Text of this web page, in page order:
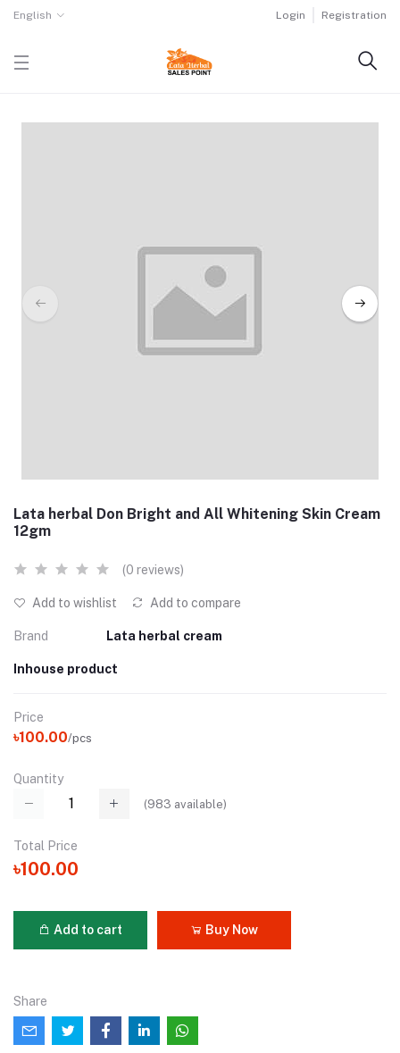
English Login Registration
Lata herbal Don Bright and All Whitening Skin Cream
12gm
(0 reviews)
Add to wishlist Add to compare
Brand Lata herbal cream
Inhouse product
Price
৳100.00/pcs
Quantity
(983 available)
Total Price
৳100.00
Add to cart Buy Now
Share